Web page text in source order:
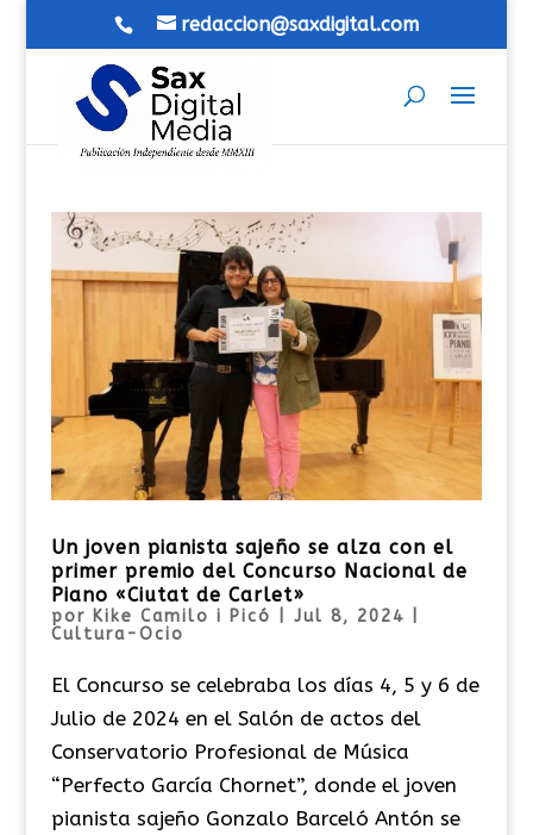
redaccion@saxdigital.com
Un joven pianista sajeño se alza con el
primer premio del Concurso Nacional de
Piano «Ciutat de Carlet»
por Kike Camilo i Picó Jul 8, 2024
Cultura-Ocio
El Concurso se celebraba los días 4, 5 y 6 de
Julio de 2024 en el Salón de actos del
Conservatorio Profesional de Música
“Perfecto García Chornet”, donde el joven
pianista sajeño Gonzalo Barceló Antón se